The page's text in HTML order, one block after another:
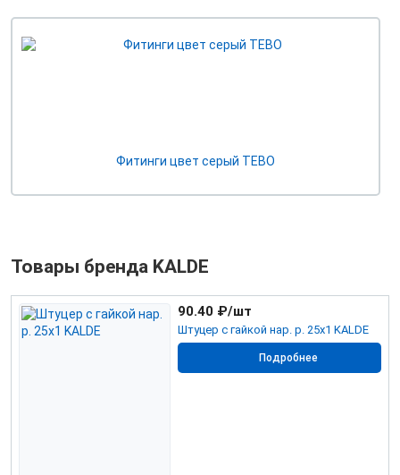
Фитинги цвет серый TEBO
Товары бренда KALDE
Штуцер с гайкой нар. р. 25х1 KALDE
90.40 ₽/шт
Подробнее